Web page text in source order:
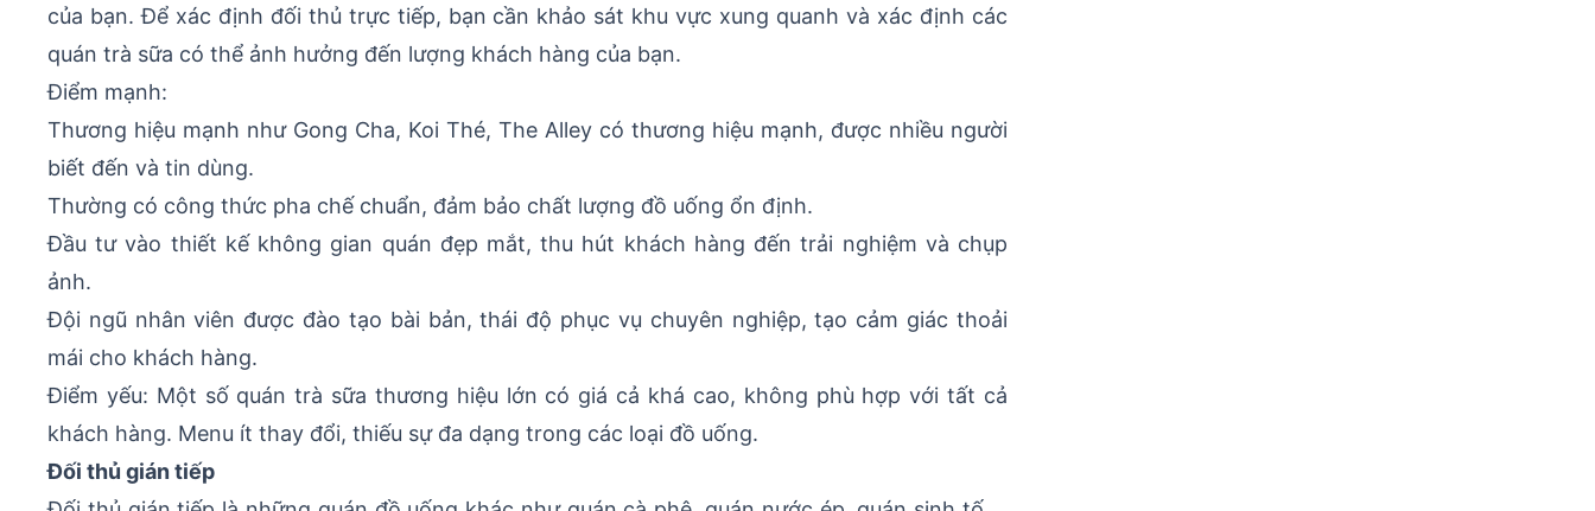
của bạn. Để xác định đối thủ trực tiếp, bạn cần khảo sát khu vực xung quanh và xác định các
quán trà sữa có thể ảnh hưởng đến lượng khách hàng của bạn.
Điểm mạnh:
Thương hiệu mạnh như Gong Cha, Koi Thé, The Alley có thương hiệu mạnh, được nhiều người
biết đến và tin dùng.
Thường có công thức pha chế chuẩn, đảm bảo chất lượng đồ uống ổn định.
Đầu tư vào thiết kế không gian quán đẹp mắt, thu hút khách hàng đến trải nghiệm và chụp
ảnh.
Đội ngũ nhân viên được đào tạo bài bản, thái độ phục vụ chuyên nghiệp, tạo cảm giác thoải
mái cho khách hàng.
Điểm yếu: Một số quán trà sữa thương hiệu lớn có giá cả khá cao, không phù hợp với tất cả
khách hàng. Menu ít thay đổi, thiếu sự đa dạng trong các loại đồ uống.
Đối thủ gián tiếp